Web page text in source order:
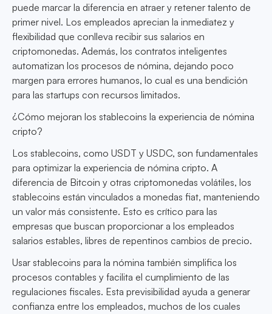
puede marcar la diferencia en atraer y retener talento de
primer nivel. Los empleados aprecian la inmediatez y
flexibilidad que conlleva recibir sus salarios en
criptomonedas. Además, los contratos inteligentes
automatizan los procesos de nómina, dejando poco
margen para errores humanos, lo cual es una bendición
para las startups con recursos limitados.
¿Cómo mejoran los stablecoins la experiencia de nómina
cripto?
Los stablecoins, como USDT y USDC, son fundamentales
para optimizar la experiencia de nómina cripto. A
diferencia de Bitcoin y otras criptomonedas volátiles, los
stablecoins están vinculados a monedas fiat, manteniendo
un valor más consistente. Esto es crítico para las
empresas que buscan proporcionar a los empleados
salarios estables, libres de repentinos cambios de precio.
Usar stablecoins para la nómina también simplifica los
procesos contables y facilita el cumplimiento de las
regulaciones fiscales. Esta previsibilidad ayuda a generar
confianza entre los empleados, muchos de los cuales